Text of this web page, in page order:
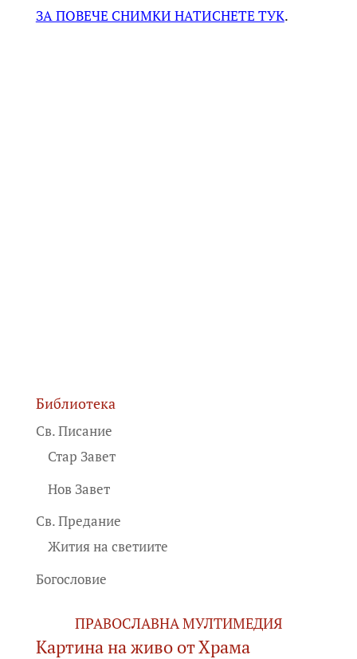
ЗА ПОВЕЧЕ СНИМКИ НАТИСНЕТЕ ТУК.
Библиотека
Св. Писание
Стар Завет
Нов Завет
Св. Предание
Жития на светиите
Богословие
ПРАВОСЛАВНА МУЛТИМЕДИЯ
Картина на живо от Храма